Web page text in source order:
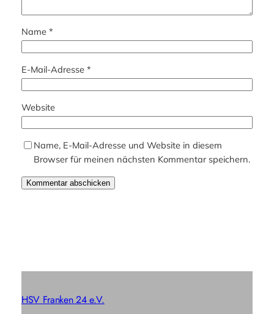
Name *
E-Mail-Adresse *
Website
Name, E-Mail-Adresse und Website in diesem
Browser für meinen nächsten Kommentar speichern.
HSV Franken 24 e.V.